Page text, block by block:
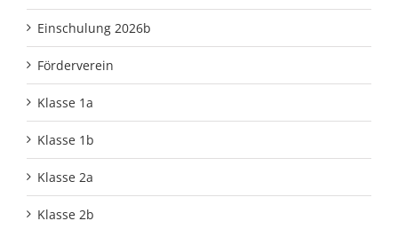
Einschulung 2026b
Förderverein
Klasse 1a
Klasse 1b
Klasse 2a
Klasse 2b